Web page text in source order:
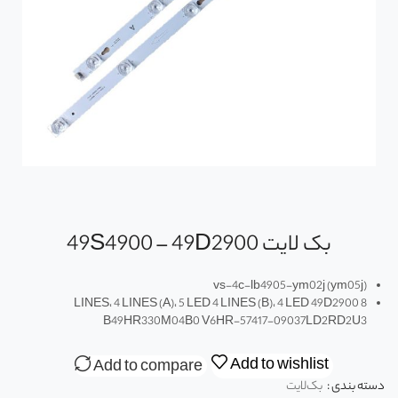
بک لايت 49S4900 – 49D2900
vs-4c-lb4905-ym02j (ym05j)
8 LINES، 4 LINES (A)، 5 LED 4 LINES (B)، 4 LED 49D2900
B49HR330M04B0 V6HR-57417-09037LD2RD2U3
Add to wishlist
Add to compare
دسته بندی : بک‌لایت